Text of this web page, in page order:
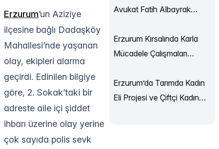
Erzurum’un Aziziye
ilçesine bağlı Dadaşköy
Mahallesi’nde yaşanan
olay, ekipleri alarma
geçirdi. Edinilen bilgiye
göre, 2. Sokak’taki bir
adreste aile içi şiddet
ihbarı üzerine olay yerine
çok sayıda polis sevk
Avukat Fatih Albayrak
Erzurum Kırsalında Karla
Mücadele Çalışmaları
Erzurum’da Tarımda Kadın
Eli Projesi ve Çiftçi Kadın